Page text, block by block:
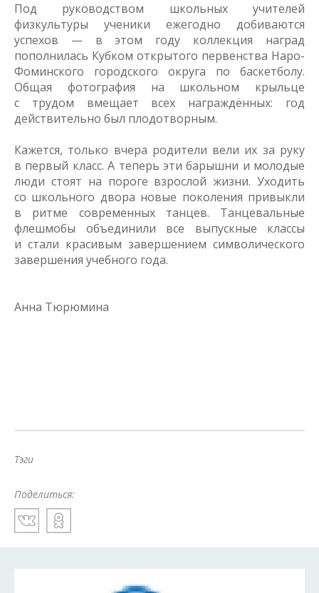
Под руководством школьных учителей
физкультуры ученики ежегодно добиваются
успехов — в этом году коллекция наград
пополнилась Кубком открытого первенства Наро-
Фоминского городского округа по баскетболу.
Общая фотография на школьном крыльце
с трудом вмещает всех награждённых: год
действительно был плодотворным.
Кажется, только вчера родители вели их за руку
в первый класс. А теперь эти барышни и молодые
люди стоят на пороге взрослой жизни. Уходить
со школьного двора новые поколения привыкли
в ритме современных танцев. Танцевальные
флешмобы объединили все выпускные классы
и стали красивым завершением символического
завершения учебного года.
Анна Тюрюмина
Тэги
Поделиться: